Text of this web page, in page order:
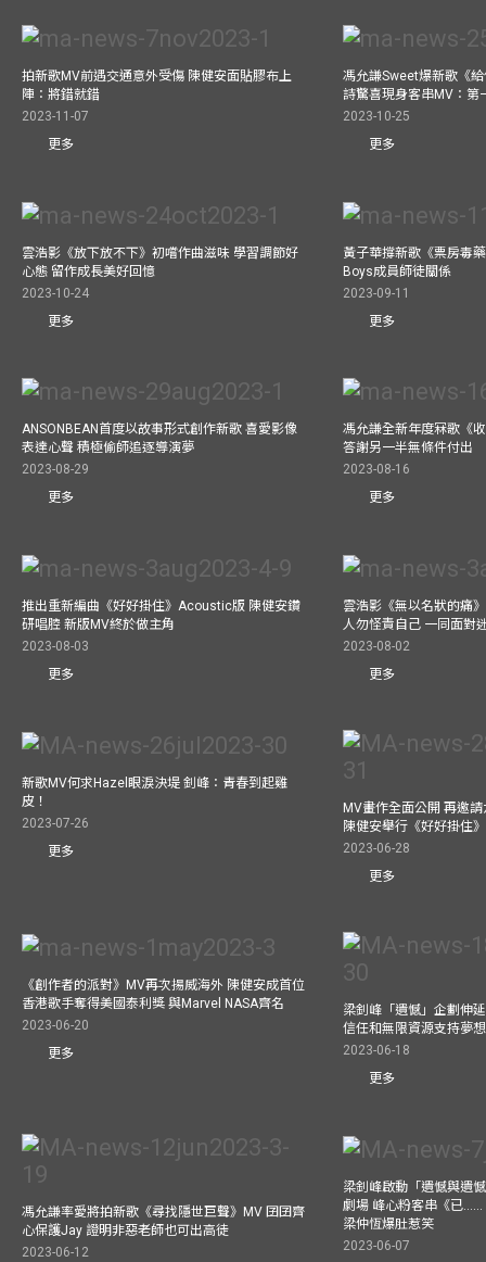
拍新歌MV前遇交通意外受傷 陳健安面貼膠布上
陣：將錯就錯
2023-11-07
更多
馮允謙Sweet爆新歌《
詩驚喜現身客串MV：第
2023-10-25
更多
雲浩影《放下放不下》初嚐作曲滋味 學習調節好
心態 留作成長美好回憶
2023-10-24
更多
黃子華撐新歌《票房毒
Boys成員師徒關係
2023-09-11
更多
ANSONBEAN首度以故事形式創作新歌 喜愛影像
表達心聲 積極偷師追逐導演夢
2023-08-29
更多
馮允謙全新年度冧歌《
答謝另一半無條件付出
2023-08-16
更多
推出重新編曲《好好掛住》Acoustic版 陳健安鑽
研唱腔 新版MV終於做主角
2023-08-03
更多
雲浩影《無以名狀的痛
人勿怪責自己 一同面對
2023-08-02
更多
新歌MV何求Hazel眼淚決堤 釗峰：青春到起雞
皮！
2023-07-26
更多
MV畫作全面公開 再邀
陳健安舉行《好好掛住
2023-06-28
更多
《創作者的派對》MV再次揚威海外 陳健安成首位
香港歌手奪得美國泰利獎 與Marvel NASA齊名
2023-06-20
更多
梁釗峰「遺憾」企劃伸
信任和無限資源支持夢
2023-06-18
更多
馮允謙率愛將拍新歌《尋找隱世巨聲》MV 囝囝齊
心保護Jay 證明非惡老師也可出高徒
2023-06-12
梁釗峰啟動「遺憾與遺
劇場 峰心粉客串《已
梁仲恆爆肚惹笑
2023-06-07